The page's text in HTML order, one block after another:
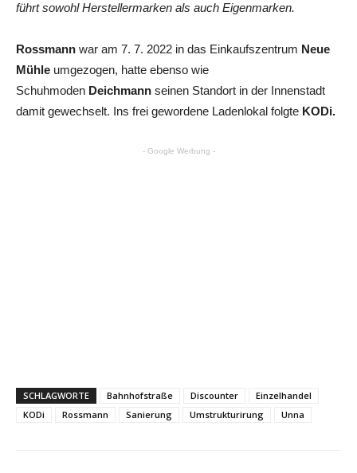
führt sowohl Herstellermarken als auch Eigenmarken.
Rossmann war am 7. 7. 2022 in das Einkaufszentrum Neue
Mühle umgezogen, hatte ebenso wie
Schuhmoden Deichmann seinen Standort in der Innenstadt
damit gewechselt. Ins frei gewordene Ladenlokal folgte KODi.
- Google Werbung -
SCHLAGWORTE Bahnhofstraße Discounter
Einzelhandel
KODi
Rossmann Sanierung Umstrukturirung Unna